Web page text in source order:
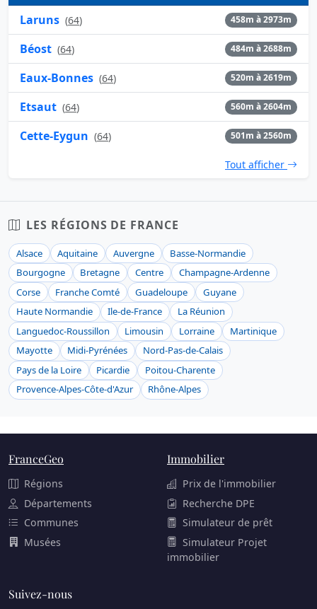
Laruns (64) 458m à 2973m
Béost (64) 484m à 2688m
Eaux-Bonnes (64) 520m à 2619m
Etsaut (64) 560m à 2604m
Cette-Eygun (64) 501m à 2560m
Tout afficher
LES RÉGIONS DE FRANCE
Alsace Aquitaine Auvergne
Basse-Normandie
Bourgogne
Bretagne Centre
Champagne-Ardenne
Corse
Franche Comté Guadeloupe
Guyane
Haute Normandie
Ile-de-France
La Réunion
Languedoc-Roussillon
Limousin Lorraine
Martinique
Mayotte
Midi-Pyrénées
Nord-Pas-de-Calais
Pays de la Loire
Picardie
Poitou-Charente
Provence-Alpes-Côte-d'Azur
Rhône-Alpes
FranceGeo
Régions
Départements
Communes
Musées
Immobilier
Prix de l'immobilier
Recherche DPE
Simulateur de prêt
Simulateur Projet
immobilier
Suivez-nous